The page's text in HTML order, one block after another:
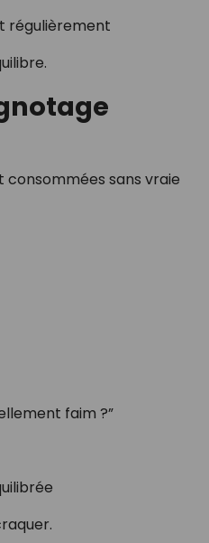
régulièrement
consommées sans vraie
faim ?”